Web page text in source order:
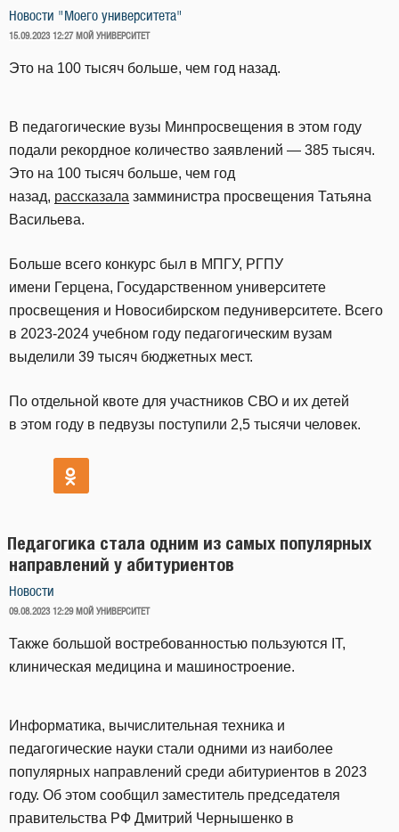
Новости "Моего университета"
ОПУБЛИКОВАНО
15.09.2023 12:27 МОЙ УНИВЕРСИТЕТ
Это на 100 тысяч больше, чем год назад.
В педагогические вузы Минпросвещения в этом году
подали рекордное количество заявлений — 385 тысяч.
Это на 100 тысяч больше, чем год
назад, рассказала замминистра просвещения Татьяна
Васильева.
Больше всего конкурс был в МПГУ, РГПУ
имени Герцена, Государственном университете
просвещения и Новосибирском педуниверситете. Всего
в 2023-2024 учебном году педагогическим вузам
выделили 39 тысяч бюджетных мест.
По отдельной квоте для участников СВО и их детей
в этом году в педвузы поступили 2,5 тысячи человек.
Педагогика стала одним из самых популярных
направлений у абитуриентов
Новости
ОПУБЛИКОВАНО
09.08.2023 12:29 МОЙ УНИВЕРСИТЕТ
Также большой востребованностью пользуются IT,
клиническая медицина и машиностроение.
Информатика, вычислительная техника и
педагогические науки стали одними из наиболее
популярных направлений среди абитуриентов в 2023
году. Об этом сообщил заместитель председателя
правительства РФ Дмитрий Чернышенко в